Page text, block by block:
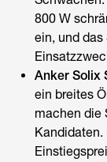
800 W
ein, und
Anker Solix
ein breites
machen die
Kandidaten.